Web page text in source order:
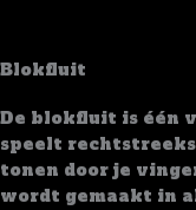
content
Blokfluit
De blokfluit is één
speelt
tonen door je
wordt gemaakt in